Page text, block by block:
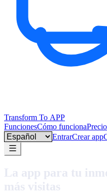
Transform To APP
FuncionesCómo funciona
Language
EntrarCrear app
La app para tu
más visitas